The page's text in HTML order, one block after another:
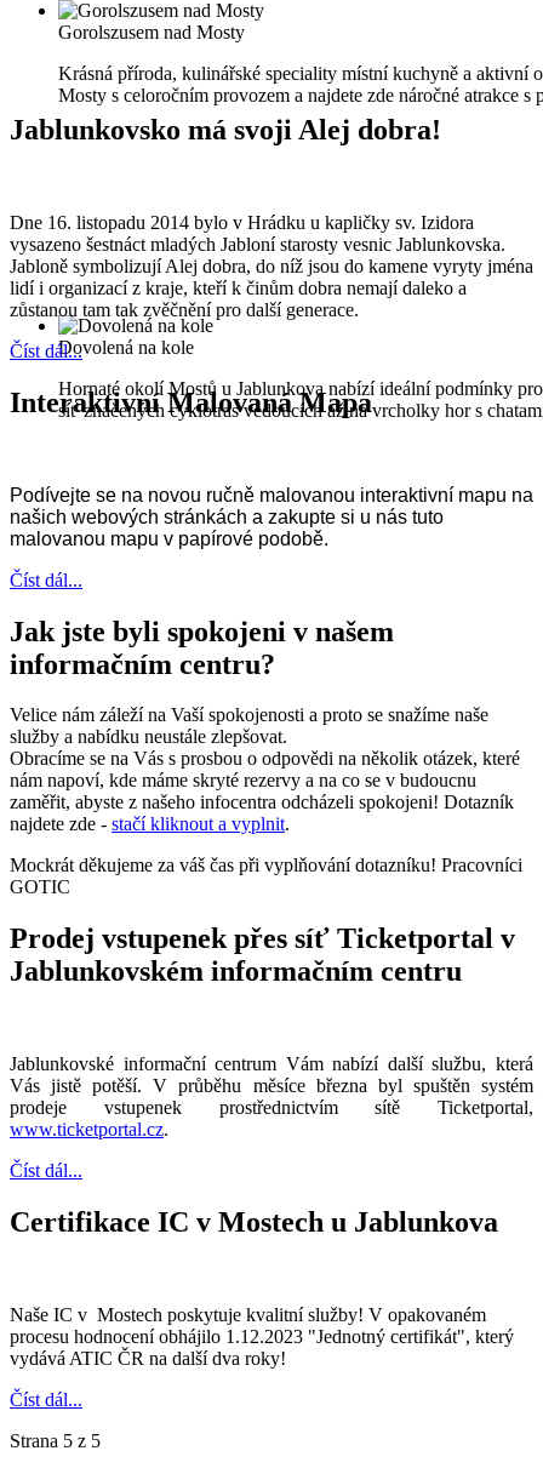
Gorolszusem nad Mosty
Krásná příroda, kulinářské speciality místní kuchyně a aktivní
Mosty s celoročním provozem a najdete zde náročné atrakce
Dovolená na kole
Hornaté okolí Mostů u Jablunkova nabízí ideální podmínky
síť značených cyklotras vedoucích až na vrcholky hor s
Jablunkovsko má svoji Alej dobra!
Dne 16. listopadu 2014 bylo v Hrádku u kapličky sv. Izidora
vysazeno šestnáct mladých Jabloní starosty vesnic Jablunkovska.
Jabloně symbolizují Alej dobra, do níž jsou do kamene vyryty jména
lidí i organizací z kraje, kteří k činům dobra nemají daleko a
zůstanou tam tak zvěčnění pro další generace.
Číst dál...
Interaktivní Malovaná Mapa
Podívejte se na novou ručně malovanou interaktivní mapu na
našich webových stránkách a zakupte si u nás tuto
malovanou mapu v papírové podobě.
Číst dál...
Jak jste byli spokojeni v našem
informačním centru?
Velice nám záleží na Vaší spokojenosti a proto se snažíme naše
služby a nabídku neustále zlepšovat.
Obracíme se na Vás s prosbou o odpovědi na několik otázek, které
nám napoví, kde máme skryté rezervy a na co se v budoucnu
zaměřit, abyste z našeho infocentra odcházeli spokojeni! Dotazník
najdete zde - stačí kliknout a vyplnit.
Mockrát děkujeme za váš čas při vyplňování dotazníku! Pracovníci
GOTIC
Prodej vstupenek přes síť Ticketportal v
Jablunkovském informačním centru
Jablunkovské informační centrum Vám nabízí další službu, která
Vás jistě potěší. V průběhu měsíce března byl spuštěn systém
prodeje vstupenek prostřednictvím sítě Ticketportal,
www.ticketportal.cz.
Číst dál...
Certifikace IC v Mostech u Jablunkova
Naše IC v Mostech poskytuje kvalitní služby! V opakovaném
procesu hodnocení obhájilo 1.12.2023 "Jednotný certifikát", který
vydává ATIC ČR na další dva roky!
Číst dál...
Strana 5 z 5